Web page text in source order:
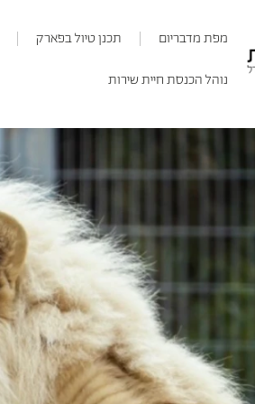
מפת מדבריום תכנן טיול בפארק
נוהל הכנסת חיית שירות